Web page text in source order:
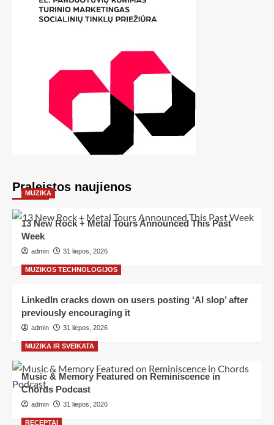
Praleistos naujienos
MUZIKA
13 New Rock + Metal Tours Announced This Past
Week
admin 31 liepos, 2026
MUZIKOS TECHNOLOGIJOS
LinkedIn cracks down on users posting ‘AI slop’ after
previously encouraging it
admin 31 liepos, 2026
MUZIKA IR SVEIKATA
Music & Memory Featured on Reminiscence in
Chords Podcast
admin 31 liepos, 2026
RECEPTAI